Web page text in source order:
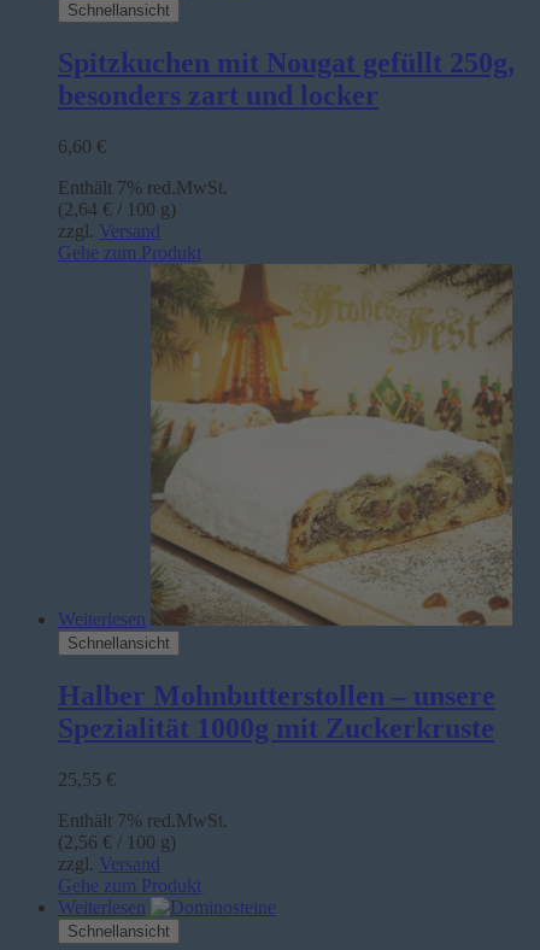
Schnellansicht
Spitzkuchen mit Nougat gefüllt 250g,
besonders zart und locker
6,60 €
Enthält 7% red.MwSt.
(2,64 € / 100 g)
zzgl. Versand
Gehe zum Produkt
Weiterlesen
Schnellansicht
Halber Mohnbutterstollen – unsere
Spezialität 1000g mit Zuckerkruste
25,55 €
Enthält 7% red.MwSt.
(2,56 € / 100 g)
zzgl. Versand
Gehe zum Produkt
Weiterlesen
Schnellansicht